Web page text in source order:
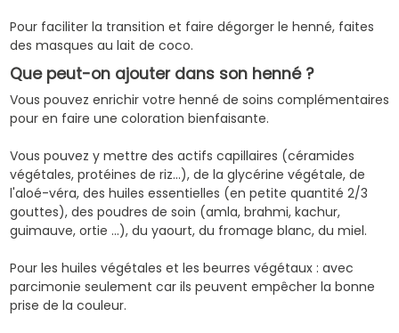
Pour faciliter la transition et faire dégorger le henné, faites
des masques au lait de coco.
Que peut-on ajouter dans son henné ?
Vous pouvez enrichir votre henné de soins complémentaires
pour en faire une coloration bienfaisante.
Vous pouvez y mettre des actifs capillaires (céramides
végétales, protéines de riz...), de la glycérine végétale, de
l'aloé-véra, des huiles essentielles (en petite quantité 2/3
gouttes), des poudres de soin (amla, brahmi, kachur,
guimauve, ortie ...), du yaourt, du fromage blanc, du miel.
Pour les huiles végétales et les beurres végétaux : avec
parcimonie seulement car ils peuvent empêcher la bonne
prise de la couleur.